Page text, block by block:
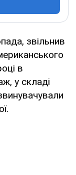
звільнив
в
у складі